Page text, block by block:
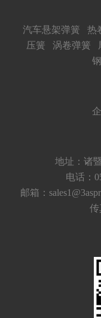
汽车悬架弹簧 热
压簧
涡卷弹簧
地址：诸
电话：
邮箱：
传